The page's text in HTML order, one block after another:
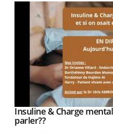
Youtube
Insuline & Charge
parler??Youtube